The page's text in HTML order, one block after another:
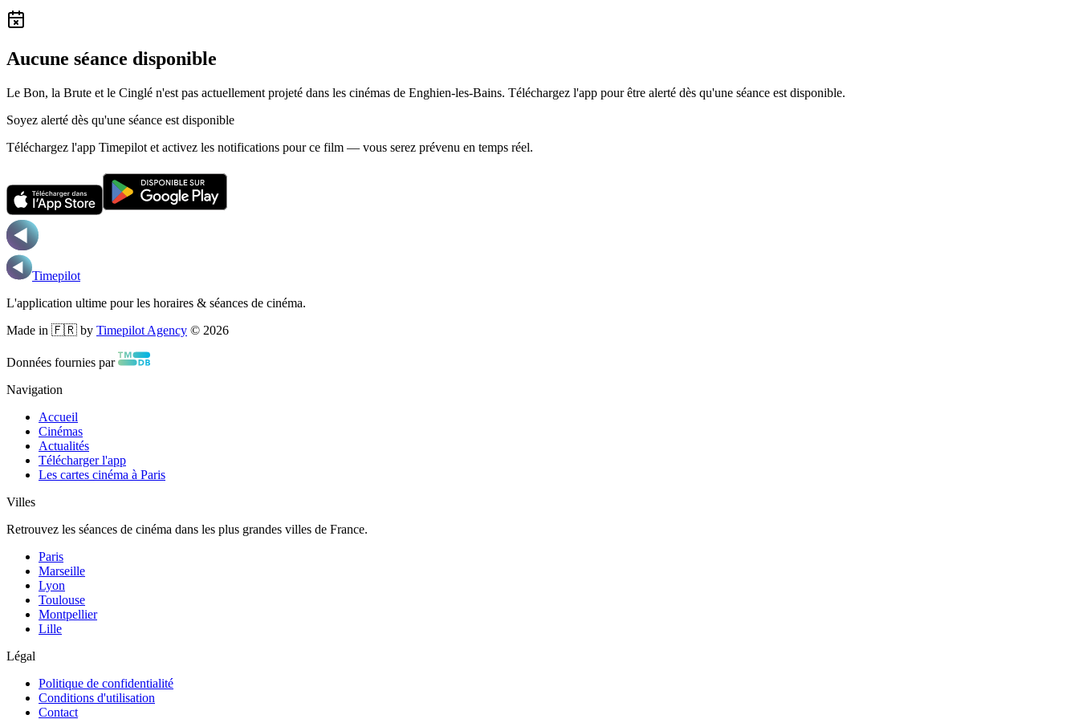
Aucune séance disponible
Le Bon, la Brute et le Cinglé n'est pas actuellement projeté dans les cinémas de Enghien-les-Bains. Téléchargez l'app pour être alerté dès qu'une séance est disponible.
Soyez alerté dès qu'une séance est disponible
Téléchargez l'app Timepilot et activez les notifications pour ce film — vous serez prévenu en temps réel.
Timepilot
L'application ultime pour les horaires & séances de cinéma.
Made in 🇫🇷 by Timepilot Agency © 2026
Données fournies par
Navigation
Accueil
Cinémas
Actualités
Télécharger l'app
Les cartes cinéma à Paris
Villes
Retrouvez les séances de cinéma dans les plus grandes villes de France.
Paris
Marseille
Lyon
Toulouse
Montpellier
Lille
Légal
Politique de confidentialité
Conditions d'utilisation
Contact